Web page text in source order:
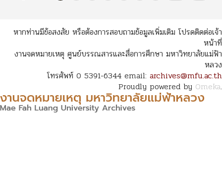
หากท่านมีข้อสงสัย หรือต้องการสอบถามข้อมูลเพิ่มเติม โปรดติดต่อเจ้า
หน้าที่
งานจดหมายเหตุ ศูนย์บรรณสารและสื่อการศึกษา มหาวิทยาลัยแม่ฟ้า
หลวง
โทรศัพท์ 0 5391-6344 email: archives@mfu.ac.th
Proudly powered by Omeka.